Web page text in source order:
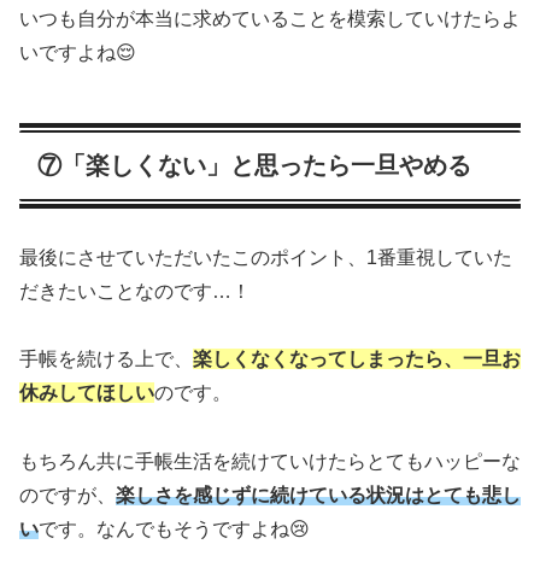
いつも自分が本当に求めていることを模索していけたらよ
いですよね😌
⑦「楽しくない」と思ったら一旦やめる
最後にさせていただいたこのポイント、1番重視していた
だきたいことなのです…！
手帳を続ける上で、 楽しくなくなってしまったら、一旦お
休みしてほしいのです。
もちろん共に手帳生活を続けていけたらとてもハッピーな
のですが、 楽しさを感じずに続けている状況はとても悲し
いです。なんでもそうですよね😢